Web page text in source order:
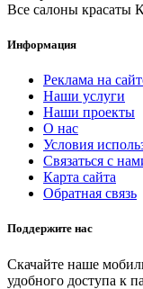
Все салоны красаты
Информация
Реклама на
Наши услуги
Наши проекты
О нас
Условия
Связаться с
Карта сайта
Обратная связь
Поддержите нас
Скачайте наше
удобного доступа к